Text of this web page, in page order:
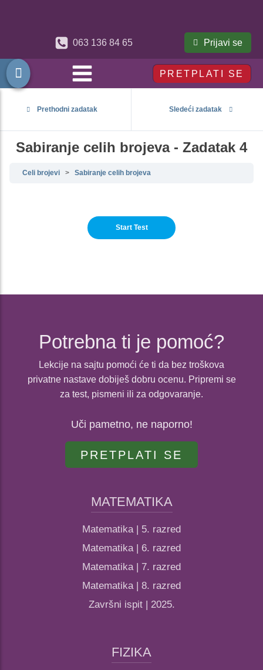
063 136 84 65 Prijavi se
PRETPLATI SE
Prethodni zadatak Sledeći zadatak
Sabiranje celih brojeva - Zadatak 4
Celi brojevi Sabiranje celih brojeva
Potrebna ti je pomoć?
Lekcije na sajtu pomoći će ti da bez troškova
privatne nastave dobiješ dobru ocenu. Pripremi se
za test, pismeni ili za odgovaranje.
Uči pametno, ne naporno!
PRETPLATI SE
MATEMATIKA
Matematika | 5. razred
Matematika | 6. razred
Matematika | 7. razred
Matematika | 8. razred
Završni ispit | 2025.
FIZIKA